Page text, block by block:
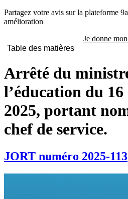
Partagez votre avis sur la plateforme
amélioration
Je donne
Table des matières
Arrêté du
l’éducation du 16
2025, portant
chef de service.
JORT numéro 2025-113